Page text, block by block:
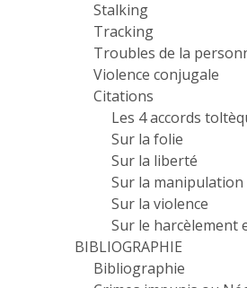
Stalking
Tracking
Troubles de la
Violence conjugale
Citations
Les 4 accords
Sur la folie
Sur la liberté
Sur la manipulation
Sur la violence
Sur le harcèlement
BIBLIOGRAPHIE
Bibliographie